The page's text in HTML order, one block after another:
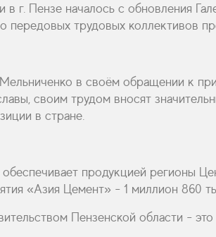
г. Пензе началось с обновления
передовых трудовых коллективов
в своём обращении к
своим трудом вносят
в стране.
продукцией регионы
«Азия Цемент» - 1 миллион 860
Пензенской области -